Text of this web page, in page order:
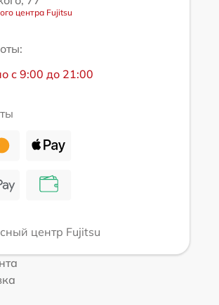
центра Fujitsu
с 9:00 до 21:00
центр Fujitsu